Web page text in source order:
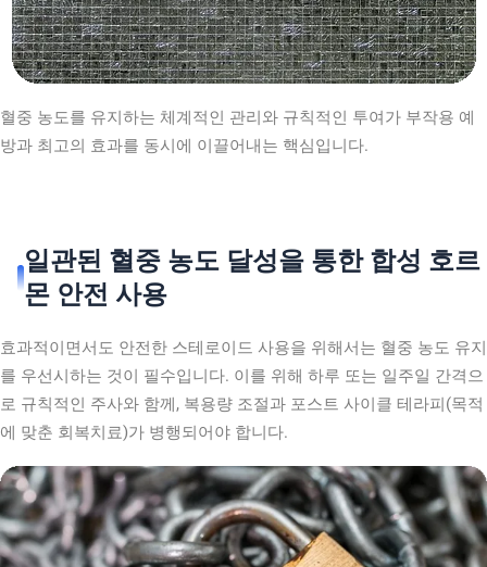
혈중 농도를 유지하는 체계적인 관리와 규칙적인 투여가 부작용 예
방과 최고의 효과를 동시에 이끌어내는 핵심입니다.
일관된 혈중 농도 달성을 통한 합성 호르
몬 안전 사용
효과적이면서도 안전한 스테로이드 사용을 위해서는 혈중 농도 유지
를 우선시하는 것이 필수입니다. 이를 위해 하루 또는 일주일 간격으
로 규칙적인 주사와 함께, 복용량 조절과 포스트 사이클 테라피(목적
에 맞춘 회복치료)가 병행되어야 합니다.